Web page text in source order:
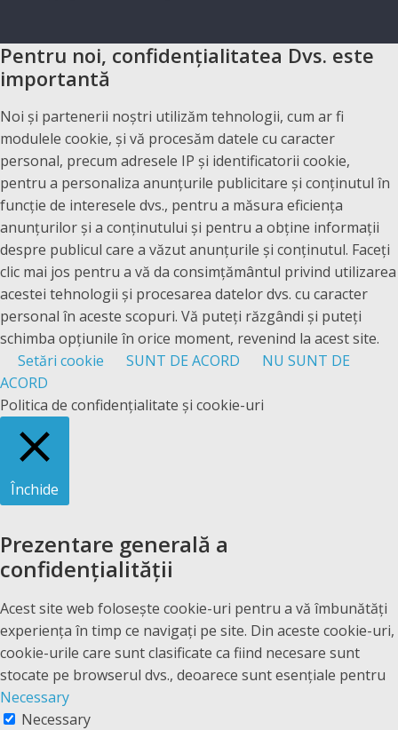
Pentru noi, confidențialitatea Dvs. este
importantă
Noi și partenerii noștri utilizăm tehnologii, cum ar fi
modulele cookie, și vă procesăm datele cu caracter
personal, precum adresele IP și identificatorii cookie,
pentru a personaliza anunțurile publicitare și conținutul în
funcție de interesele dvs., pentru a măsura eficiența
anunțurilor și a conținutului și pentru a obține informații
despre publicul care a văzut anunțurile și conținutul. Faceți
clic mai jos pentru a vă da consimțământul privind utilizarea
acestei tehnologii și procesarea datelor dvs. cu caracter
personal în aceste scopuri. Vă puteți răzgândi și puteți
schimba opțiunile în orice moment, revenind la acest site.
Setări cookie
SUNT DE ACORD
NU SUNT DE
ACORD
Politica de confidențialitate și cookie-uri
Închide
Prezentare generală a
confidențialității
Acest site web folosește cookie-uri pentru a vă îmbunătăți
experiența în timp ce navigați pe site. Din aceste cookie-uri,
cookie-urile care sunt clasificate ca fiind necesare sunt
stocate pe browserul dvs., deoarece sunt esențiale pentru
Necessary
Necessary